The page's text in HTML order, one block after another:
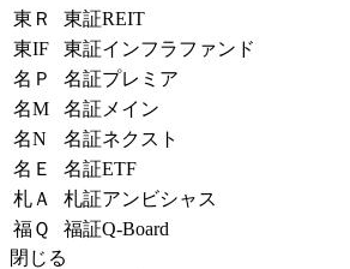
東Ｒ
東証REIT
東IF
東証インフラファンド
名Ｐ
名証プレミア
名M
名証メイン
名N
名証ネクスト
名Ｅ
名証ETF
札Ａ
札証アンビシャス
福Ｑ
福証Q-Board
閉じる